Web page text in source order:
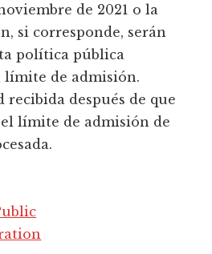
de 2021 o la
si corresponde, serán
política pública
límite de admisión.
después de que
límite de admisión de